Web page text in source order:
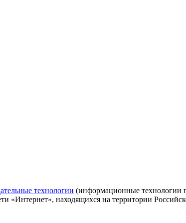
технологии (информационные технологии
«Интернет», находящихся на территории